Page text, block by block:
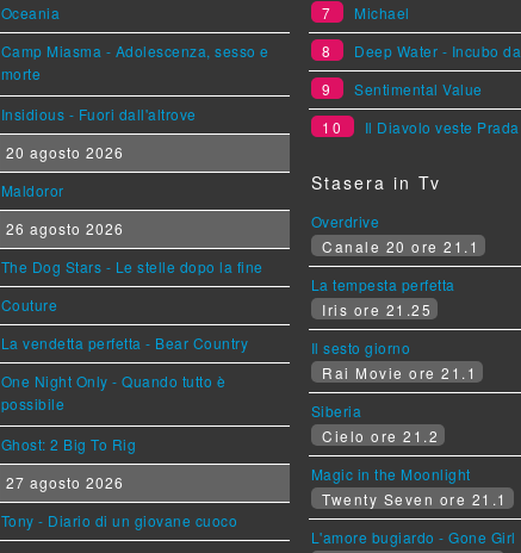
Oceania
Camp Miasma - Adolescenza, sesso e
morte
Insidious - Fuori dall'altrove
20 agosto 2026
Maldoror
26 agosto 2026
The Dog Stars - Le stelle dopo la fine
Couture
La vendetta perfetta - Bear Country
One Night Only - Quando tutto è
possibile
Ghost: 2 Big To Rig
27 agosto 2026
Tony - Diario di un giovane cuoco
7
Michael
8
Deep Water - Incubo
9
Sentimental Value
10
Il Diavolo veste Prada
Stasera in Tv
Overdrive
Canale 20 ore 21.1
La tempesta perfetta
Iris ore 21.25
Il sesto giorno
Rai Movie ore 21.1
Siberia
Cielo ore 21.2
Magic in the Moonlight
Twenty Seven ore 21.1
L'amore bugiardo - Gone Girl